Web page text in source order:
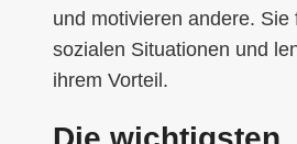
und motivieren andere. Sie
sozialen Situationen und
ihrem Vorteil.